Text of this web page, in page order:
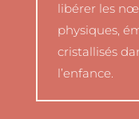
libérer les
physiques,
cristallisés
l’enfance.